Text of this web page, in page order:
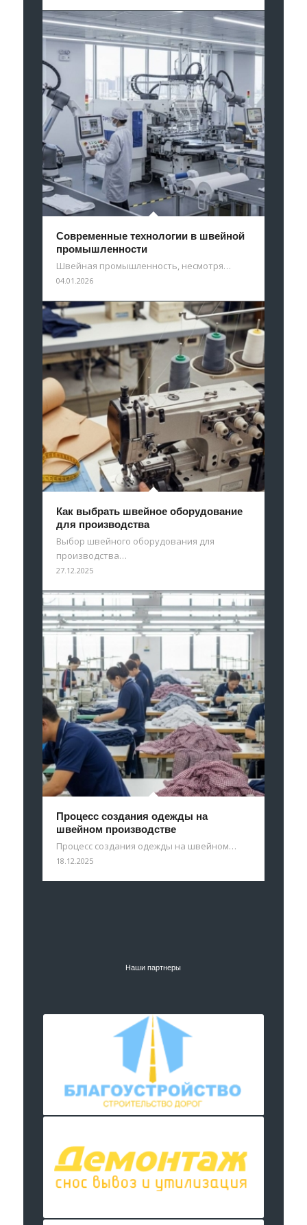
Современные технологии в швейной
промышленности
Швейная промышленность, несмотря…
04.01.2026
Как выбрать швейное оборудование
для производства
Выбор швейного оборудования для
производства…
27.12.2025
Процесс создания одежды на
швейном производстве
Процесс создания одежды на швейном…
18.12.2025
Наши партнеры